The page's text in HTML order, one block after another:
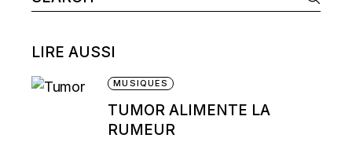
for:
LIRE AUSSI
MUSIQUES
TUMOR ALIMENTE LA
RUMEUR